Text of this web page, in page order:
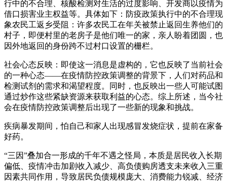
行中的不合理、核酸检测对生活的过度影响、开发商以疫情为
借口损害业主权益等。具体如下：防疫政策执行中的不合理现
象农民工返乡受阻：许多农民工在年关被禁止返回生养他们的
村子，即便村里的老房子是他们唯一的家，亲人盼着团圆，也
因外地返回的身份跨不过村口设置的栅栏。
社会心态反映：即使这一消息是虚构的，它也反映了当前社会
的一种心态——在疫情防控政策调整的背景下，人们对药品和
检测试剂的需求和渴望程度。同时，也反映出一些人可能试图
通过炒作这些紧缺资源来获取利益的心态。综上所述，当今社
会在疫情防控政策调整后出现了一些新的现象和挑战。
疾病暴发期间，怕自己和家人出现感冒发烧症状，提前在家备
好药。
“三因”叠加合一形成的千年不遇之怪局，本质是居民收入长期
偏低、疫情冲击加剧收入减少、高负债购房透支未来收入三重
因素共同作用，导致居民负债规模庞大、消费能力锐减、经济